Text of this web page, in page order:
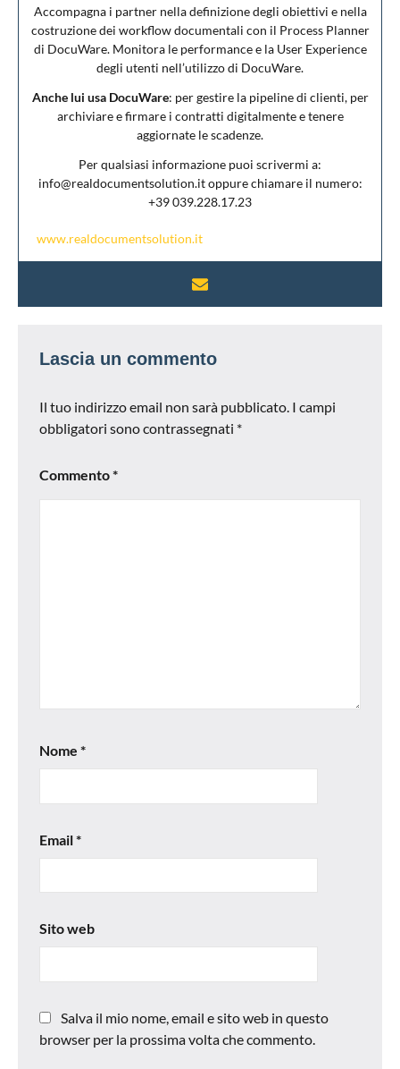
Accompagna i partner nella definizione degli obiettivi e nella
costruzione dei workflow documentali con il Process Planner
di DocuWare. Monitora le performance e la User Experience
degli utenti nell’utilizzo di DocuWare.
Anche lui usa DocuWare: per gestire la pipeline di clienti, per
archiviare e firmare i contratti digitalmente e tenere
aggiornate le scadenze.
Per qualsiasi informazione puoi scrivermi a:
info@realdocumentsolution.it oppure chiamare il numero:
+39 039.228.17.23
www.realdocumentsolution.it
Lascia un commento
Il tuo indirizzo email non sarà pubblicato. I campi
obbligatori sono contrassegnati *
Commento*
Nome *
Email*
Sito web
Salva il mio nome, email e sito web in questo
browser per la prossima volta che commento.